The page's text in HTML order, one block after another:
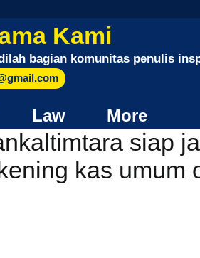
Kami
bagian komunitas penulis
Law More
siap
kas umum